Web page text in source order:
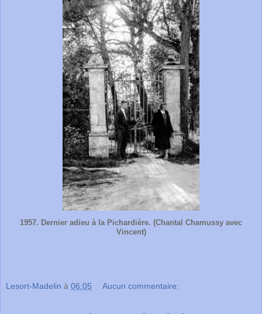
1957. Dernier adieu à la Pichardière. (Chantal Chamussy avec
Vincent)
Lesort-Madelin à 06:05 Aucun commentaire: